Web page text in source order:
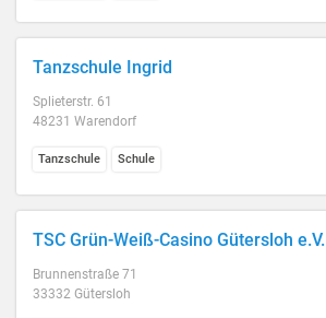
Tanzschule Ingrid
Splieterstr. 61
48231 Warendorf
Tanzschule Schule
TSC Grün-Weiß-Casino Gütersloh e.V.
Brunnenstraße 71
33332 Gütersloh